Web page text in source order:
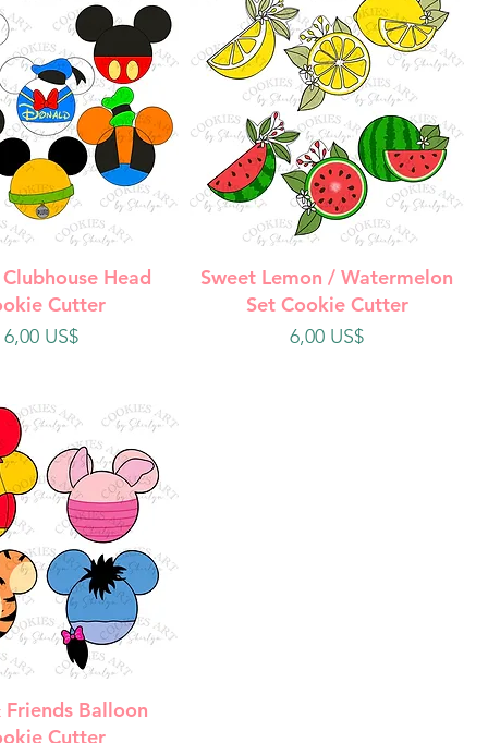
rápida Head
Cutter
Precio
6,00 US$
Vista rápida
Sweet Lemon / Watermelon
Set Cookie Cutter
Precio
6,00 US$
rápida
Friends Balloon
Cutter